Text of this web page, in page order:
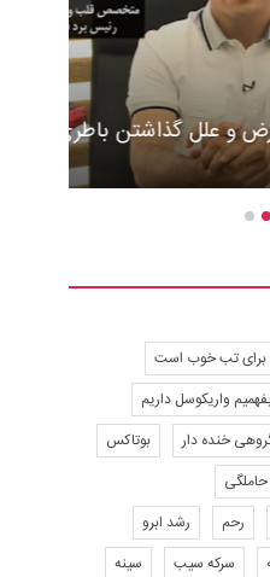
قلب +ویدئو
برای تب خوب است
واریکوسل داریم
خنده دار
بوتاکس
حاملگی
رحم
رشد ابرو
سرکه سیب
سینه